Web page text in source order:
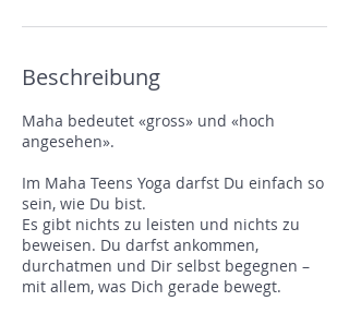
.
Beschreibung
Maha bedeutet «gross» und «hoch
angesehen».
Im Maha Teens Yoga darfst Du einfach so
sein, wie Du bist.
Es gibt nichts zu leisten und nichts zu
beweisen. Du darfst ankommen,
durchatmen und Dir selbst begegnen –
mit allem, was Dich gerade bewegt.